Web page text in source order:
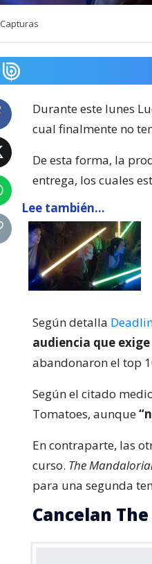
Capturas
Durante este lunes
cual finalmente no
De esta forma, la
entrega, los cuales
Lee también...
Según detalla
audiencia que
abandonaron el top
Según el citado
Tomatoes, aunque
En contraparte, las
curso. The
para una segunda
Cancelan